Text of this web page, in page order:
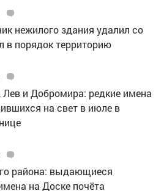
нежилого здания удалил со
в порядок территорию
и Добромира: редкие имена
на свет в июле в
района: выдающиеся
на Доске почёта